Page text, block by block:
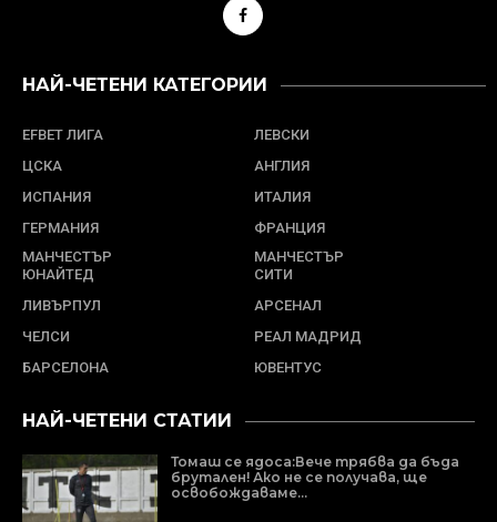
НАЙ-ЧЕТЕНИ КАТЕГОРИИ
EFBET ЛИГА
ЛЕВСКИ
ЦСКА
АНГЛИЯ
ИСПАНИЯ
ИТАЛИЯ
ГЕРМАНИЯ
ФРАНЦИЯ
МАНЧЕСТЪР
ЮНАЙТЕД
МАНЧЕСТЪР
СИТИ
ЛИВЪРПУЛ
АРСЕНАЛ
ЧЕЛСИ
РЕАЛ МАДРИД
БАРСЕЛОНА
ЮВЕНТУС
НАЙ-ЧЕТЕНИ СТАТИИ
Томаш се ядоса:Вече трябва да бъда
брутален! Ако не се получава, ще
освобождаваме...